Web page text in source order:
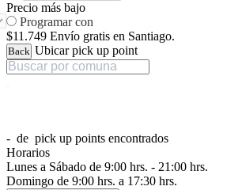
Precio más bajo
Programar con
$11.749 Envío gratis en Santiago.
Back Ubicar pick up point
- de pick up points encontrados
Horarios
Lunes a Sábado de 9:00 hrs. - 21:00 hrs.
Domingo de 9:00 hrs. a 17:30 hrs.